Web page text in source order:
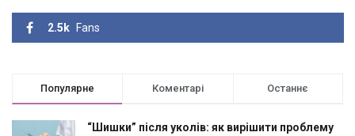
2.5k Fans
Популярне Коментарі Останнє
“Шишки” після уколів: як вирішити проблему